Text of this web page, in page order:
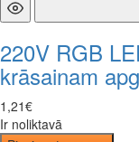
220V RGB
krāsainam
1 ,21€
Ir noliktavā